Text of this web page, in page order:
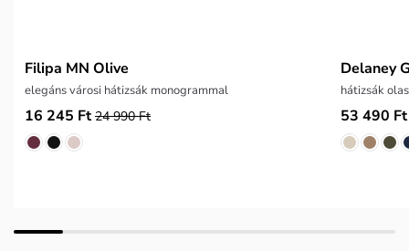
Filipa MN Olive
elegáns városi hátizsák monogrammal
16 245 Ft 24 990 Ft
Delaney
hátizsák
53 490 Ft